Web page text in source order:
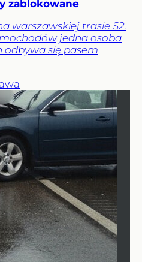
zablokowane
warszawskiej trasie S2.
jedna osoba
odbywa się pasem